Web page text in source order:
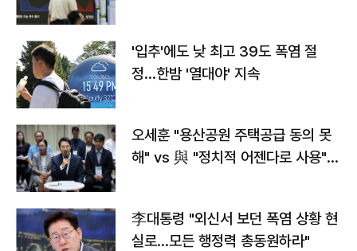
'입추'에도 낮 최고 39도 폭염 절
정…한밤 '열대야' 지속
오세훈 "용산공원 주택공급 동의 못
해" vs 與 "정치적 어젠다로 사용"
李대통령 "외신서 보던 폭염 상황 현
실로…모든 행정력 총동원하라"